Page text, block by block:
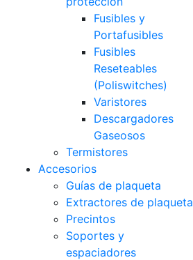
Fusibles y
Portafusibles
Fusibles
Reseteables
(Poliswitches)
Varistores
Descargadores
Gaseosos
Termistores
Accesorios
Guías de plaqueta
Extractores de plaqueta
Precintos
Soportes y
espaciadores